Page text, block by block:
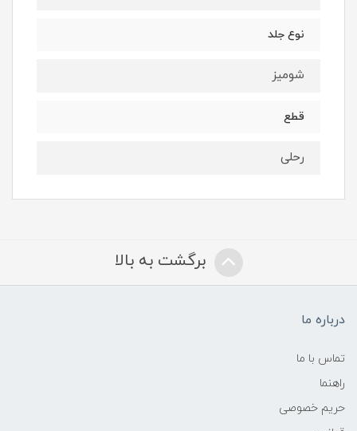
نوع جلد
شومیز
قطع
رحلی
برگشت به بالا
درباره ما
تماس با ما
راهنما
حریم خصوصی